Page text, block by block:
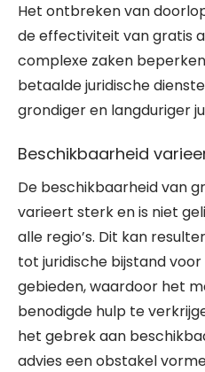
Het ontbreken van
de effectiviteit van gratis
complexe zaken
betaalde juridische
grondiger en langduriger
Beschikbaarheid
De beschikbaarheid van
varieert sterk en is niet
alle regio’s. Dit kan
tot juridische bijstand
gebieden, waardoor het
benodigde hulp te
het gebrek aan
advies een obstakel